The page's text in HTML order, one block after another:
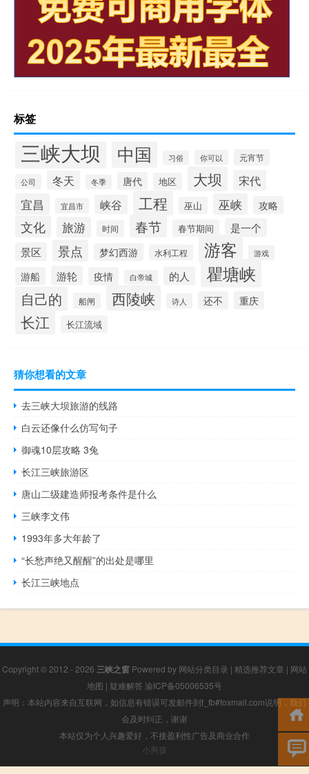
标签
三峡大坝 中国 习俗 你可以 元宵节
公司 冬天 冬季 唐代 地区 大坝 宋代
宜昌 宜昌市 峡谷 工程 巫山 巫峡 攻略
文化 旅游 时间 春节 春节期间
是一个
景区
景点 梦幻西游 水利工程 游客 游戏
游船 游轮 疫情 白帝城 的人 瞿塘峡
自己的 船闸 西陵峡 诗人 还不 重庆
长江 长江流域
猜你想看的文章
去三峡大坝旅游的线路
白云还像什么仿写句子
御魂10层攻略 3兔
长江三峡旅游区
唐山二级建造师报考条件是什么
三峡李文伟
1993年多大年龄了
“长愁声绝又醒醒”的出处是哪里
长江三峡地点
Copyright © 2012 - 2026 三峡之窗 Powered by 网站分类目录 | 精选推荐文章 | 网站
地图 | 疑难解答 渝ICP备05006535号
声明：本站内容来自互联网，如信息有错误可发邮件到f_fb#foxmail.com说明，我们
会及时纠正，谢谢
本站仅为个人兴趣爱好，不接盈利性广告及商业合作
小男孩